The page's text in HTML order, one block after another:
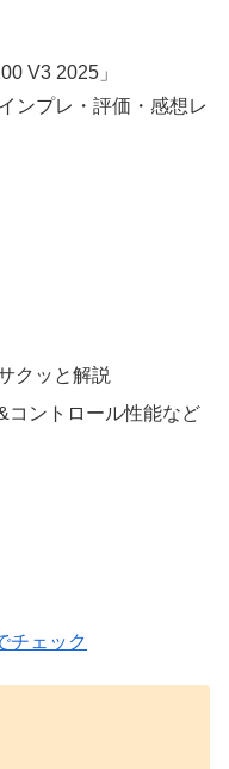
V3 2025」
ンプレ・評価・感想レ
クッと解説
コントロール性能など
チェック